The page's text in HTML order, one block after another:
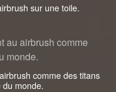
sur une toile.
comme des titans
monde.